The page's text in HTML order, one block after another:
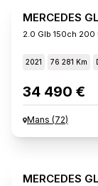
MERCEDES
2.0 Glb 150ch 200
2021 76 281 Km
34 490 €
Mans (72)
MERCEDES